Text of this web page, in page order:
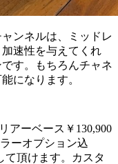
ンネルは、ミッドレ
速性を与えてくれ
す。もちろんチャネ
になります。
アーベース￥130,900
ーオプション込
頂けます。カスタ